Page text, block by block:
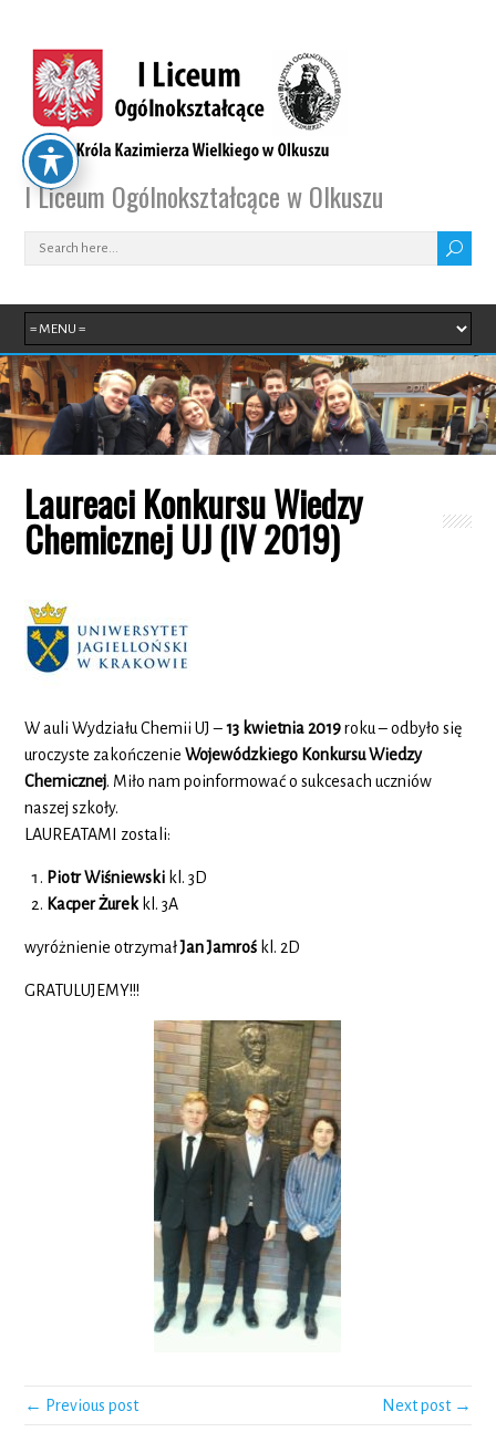
I Liceum Ogólnokształcące w Olkuszu
Laureaci Konkursu Wiedzy
Chemicznej UJ (IV 2019)
W auli Wydziału Chemii UJ –13 kwietnia 2019roku – odbyło się
uroczyste zakończenieWojewódzkiego Konkursu Wiedzy
Chemicznej. Miło nam poinformować o sukcesach uczniów
naszej szkoły.
LAUREATAMI zostali:
Piotr Wiśniewski kl. 3D
Kacper Żurekkl. 3A
wyróżnienie otrzymałJan Jamroś kl. 2D
GRATULUJEMY!!!
← Previous post Next post →